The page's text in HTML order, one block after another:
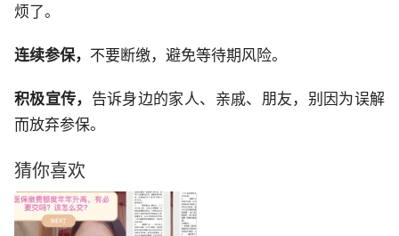
烦了。
连续参保， 不要断缴，避免等待期风险。
积极宣传， 告诉身边的家人、亲戚、朋友，别因为误解
而放弃参保。
猜你喜欢